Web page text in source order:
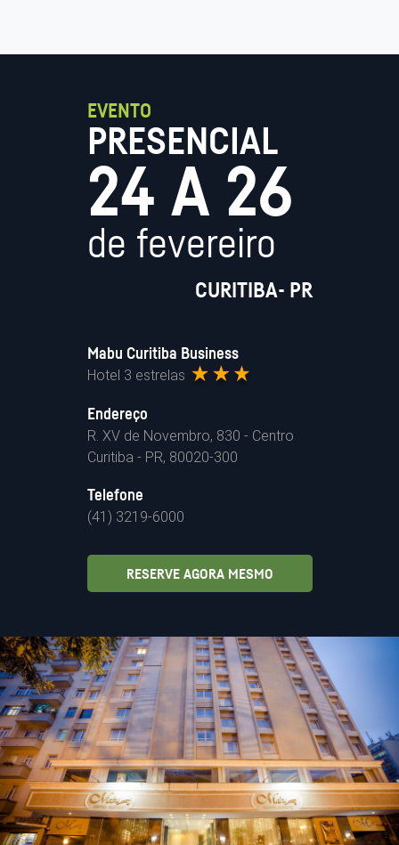
EVENTO
PRESENCIAL
24 A 26
de fevereiro
CURITIBA- PR
Mabu Curitiba Business
Hotel 3 estrelas
Endereço
R. XV de Novembro, 830 - Centro
Curitiba - PR, 80020-300
Telefone
(41) 3219-6000
RESERVE AGORA MESMO